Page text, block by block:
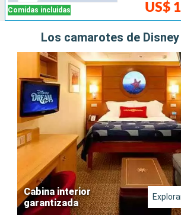
Comidas incluidas US$
Los camarotes de
Cabina interior
garantizada